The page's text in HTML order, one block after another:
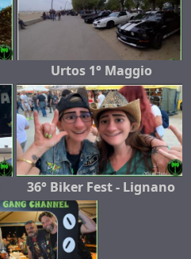
Urtos 1° Maggio
36° Biker Fest - Lignano